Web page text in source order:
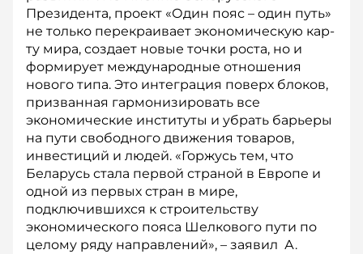
Президента, проект «Один пояс – один путь»
не только перекраивает экономическую кар­
ту мира, создает новые точки роста, но и
формирует международные отношения
нового типа. Это интеграция поверх блоков,
призванная гармонизировать все
экономические институты и убрать барьеры
на пути свободного движения товаров,
инвестиций и людей. «Горжусь тем, что
Беларусь стала первой страной в Европе и
одной из первых стран в мире,
подключившихся к строительству
экономического пояса Шелкового пути по
целому ряду направлений», – заявил А.